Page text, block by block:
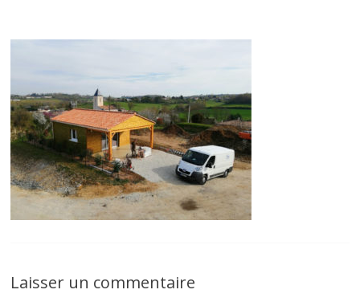
Laisser un commentaire